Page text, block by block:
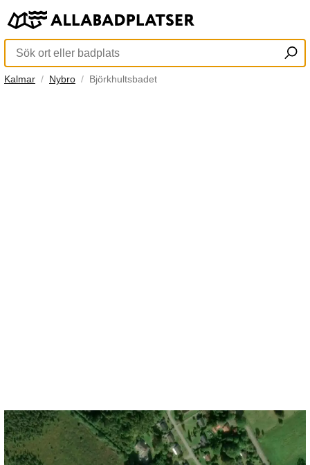
Kalmar Nybro Björkhultsbadet